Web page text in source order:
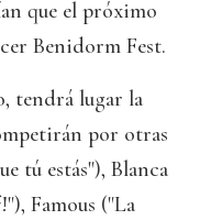
que el próximo
Benidorm Fest.
tendrá lugar la
por otras
tú estás"), Blanca
Famous ("La